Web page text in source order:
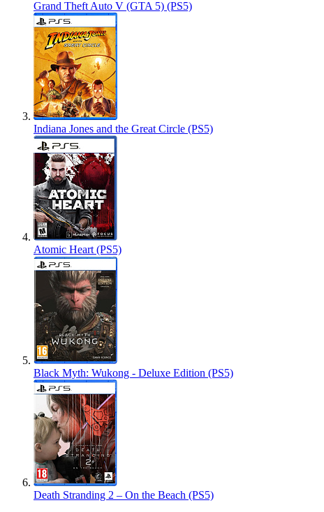
Grand Theft Auto V (GTA 5) (PS5)
Indiana Jones and the Great Circle (PS5)
Atomic Heart (PS5)
Black Myth: Wukong - Deluxe Edition (PS5)
Death Stranding 2 – On the Beach (PS5)